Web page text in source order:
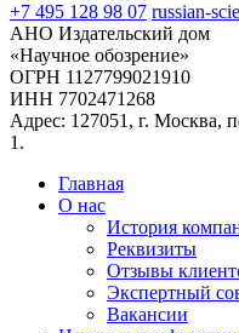
+7 495 128 98 07 russian-
АНО Издательский дом
«Научное обозрение»
ОГРН 1127799021910
ИНН 7702471268
Адрес: 127051, г. Москва,
1.
Главная
О нас
История
Реквизиты
Отзывы
Экспертный
Вакансии